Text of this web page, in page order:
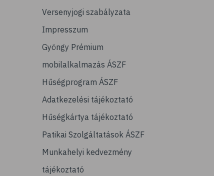
Versenyjogi szabályzata
Impresszum
Gyöngy Prémium
mobilalkalmazás ÁSZF
Hűségprogram ÁSZF
Adatkezelési tájékoztató
Hűségkártya tájékoztató
Patikai Szolgáltatások ÁSZF
Munkahelyi kedvezmény
tájékoztató